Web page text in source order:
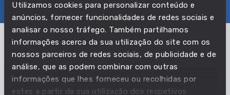
Utilizamos cookies para personalizar conteúdo e
anúncios, fornecer funcionalidades de redes sociais e
analisar o nosso tráfego. Também partilhamos
informações acerca da sua utilização do site com os
nossos parceiros de redes sociais, de publicidade e de
análise, que as podem combinar com outras
informações que lhes forneceu ou recolhidas por
estes a partir da sua utilização dos respetivos
EDUCAÇÃO E COMPETÊNCIASTRANSIÇÕES
Pertencente à profissão:
Motoristas de automóveis ligeiros, de